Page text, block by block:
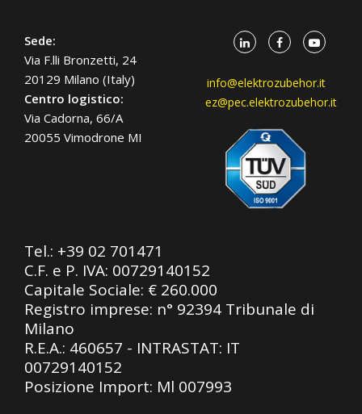
Sede:
Via F.lli Bronzetti, 24
20129 Milano (Italy)
Centro logistico:
Via Cadorna, 66/A
20055 Vimodrone MI
info@elektrozubehor.it
ez@pec.elektrozubehor.it
Tel.: +39 02 701471
C.F. e P. IVA: 00729140152
Capitale Sociale: € 260.000
Registro imprese: n° 92394 Tribunale di
Milano
R.E.A.: 460657 - INTRASTAT: IT
00729140152
Posizione Import: Ml 007993